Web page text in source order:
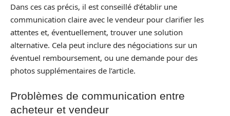
Dans ces cas précis, il est conseillé d’établir une
communication claire avec le vendeur pour clarifier les
attentes et, éventuellement, trouver une solution
alternative. Cela peut inclure des négociations sur un
éventuel remboursement, ou une demande pour des
photos supplémentaires de l’article.
Problèmes de communication entre
acheteur et vendeur